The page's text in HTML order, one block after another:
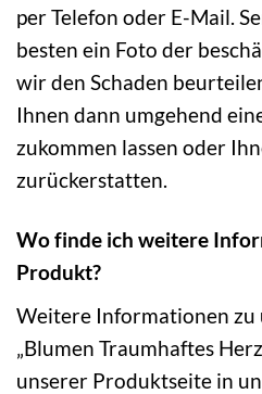
per Telefon oder E-Mail.
besten ein Foto der
wir den Schaden
Ihnen dann umgehend
zukommen lassen oder
zurückerstatten.
Wo finde ich weitere
Produkt?
Weitere Informationen zu
„Blumen Traumhaftes
unserer Produktseite in